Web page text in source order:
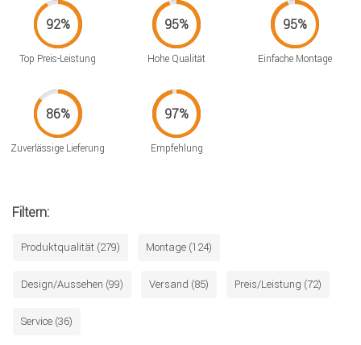
Top Preis-Leistung Hohe Qualität Einfache Montage
Zuverlässige Lieferung Empfehlung
Filtern:
Produktqualität (279) Montage (124)
Design/Aussehen (99) Versand (85) Preis/Leistung (72)
Service (36)